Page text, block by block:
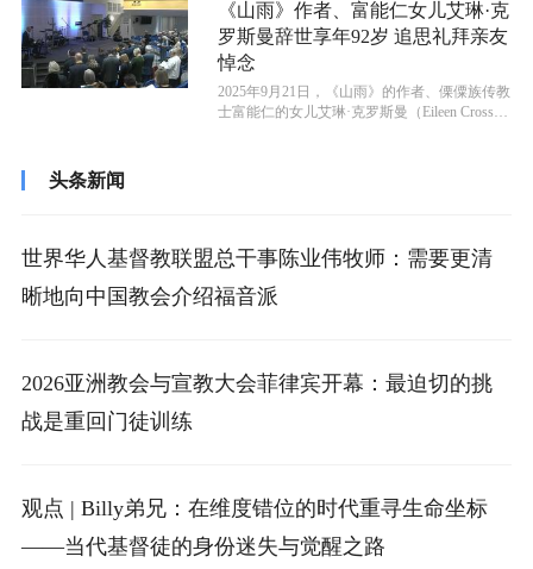
《山雨》作者、富能仁女儿艾琳·克
罗斯曼辞世享年92岁 追思礼拜亲友
悼念
​2025年9月21日，《山雨》的作者、傈僳族传教
士富能仁的女儿艾琳·克罗斯曼（Eileen Crossma
头条新闻
世界华人基督教联盟总干事陈业伟牧师：需要更清
晰地向中国教会介绍福音派
2026亚洲教会与宣教大会菲律宾开幕：最迫切的挑
战是重回门徒训练
观点 | Billy弟兄：在维度错位的时代重寻生命坐标
——当代基督徒的身份迷失与觉醒之路